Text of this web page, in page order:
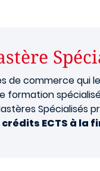
de commerce qui
Spécialisés
ECTS à la